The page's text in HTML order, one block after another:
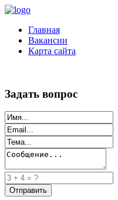
Главная
Вакансии
Карта сайта
Задать вопрос